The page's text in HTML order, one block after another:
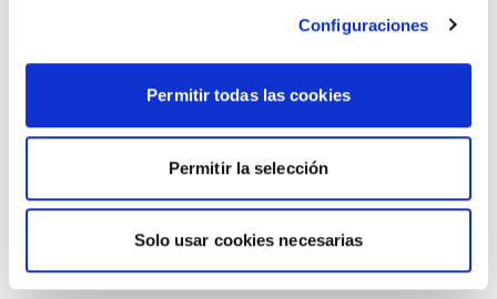
Configuraciones
Permitir todas las cookies
Permitir la selección
Solo usar cookies necesarias